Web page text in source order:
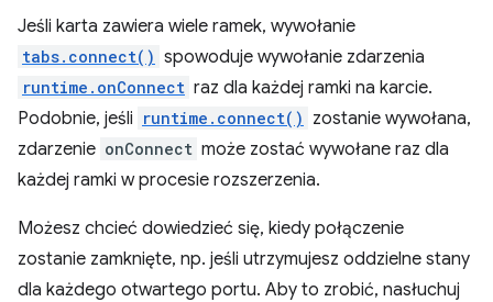
Jeśli karta zawiera wiele ramek, wywołanie
tabs.connect() spowoduje wywołanie zdarzenia
runtime.onConnect raz dla każdej ramki na karcie.
Podobnie, jeśli runtime.connect() zostanie wywołana,
zdarzenie onConnect może zostać wywołane raz dla
każdej ramki w procesie rozszerzenia.
Możesz chcieć dowiedzieć się, kiedy połączenie
zostanie zamknięte, np. jeśli utrzymujesz oddzielne stany
dla każdego otwartego portu. Aby to zrobić, nasłuchuj